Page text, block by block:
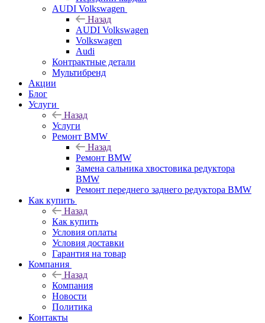
AUDI Volkswagen
Назад
AUDI Volkswagen
Volkswagen
Audi
Контрактные детали
Мультибренд
Акции
Блог
Услуги
Назад
Услуги
Ремонт BMW
Назад
Ремонт BMW
Замена сальника хвостовика редуктора
BMW
Ремонт переднего заднего редуктора BMW
Как купить
Назад
Как купить
Условия оплаты
Условия доставки
Гарантия на товар
Компания
Назад
Компания
Новости
Политика
Контакты